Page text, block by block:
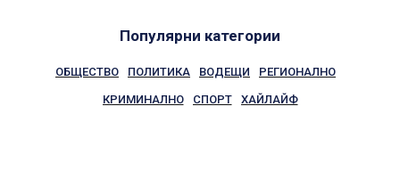
Популярни категории
ОБЩЕСТВО ПОЛИТИКА ВОДЕЩИ РЕГИОНАЛНО
КРИМИНАЛНО СПОРТ ХАЙЛАЙФ